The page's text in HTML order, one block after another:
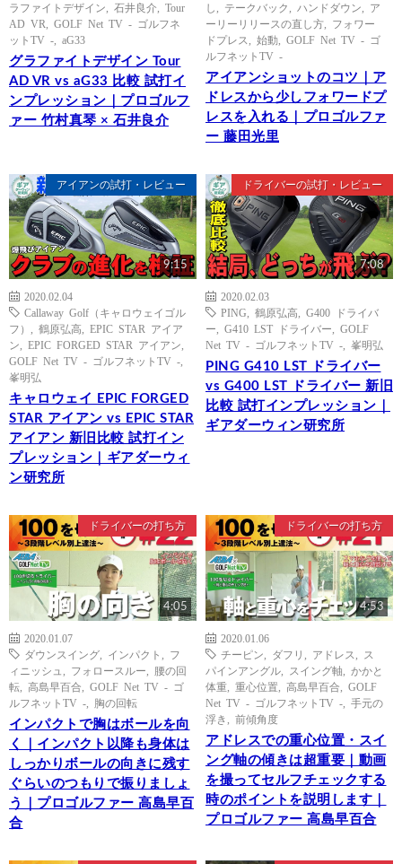
ラファイトデザイン
石井良介
Tour
AD VR
GOLF Net TV - ゴルフネ
ットTV -
aG33
グラファイトデザイン Tour
AD VR vs aG33 比較 試打イ
ンプレッション｜プロゴルフ
ァー 竹村真琴 × 石井良介
し
テークバック ハンドダウン
ア
ーリーリリースの直し方
フォワー
ドプレス
始動
GOLF Net TV - ゴ
ルフネットTV -
アイアンショットのコツ｜ア
ドレスから少しフォワードプ
レスを入れる｜プロゴルファ
ー 藤田光里
アイアンの試打・レビュー
9:15
2020.02.04
Callaway Golf（キャロウェイゴル
フ）
鶴原弘高
EPIC STAR アイア
ン
EPIC FORGED STAR アイアン
GOLF Net TV - ゴルフネットTV -
峯明弘
キャロウェイ EPIC FORGED
STAR アイアン vs EPIC STAR
アイアン 新旧比較 試打イン
プレッション｜ギアダーウィ
ン研究所
ドライバーの試打・レビュー
7:08
2020.02.03
PING
鶴原弘高
G400 ドライバ
ー
G410 LST ドライバー
GOLF
Net TV - ゴルフネットTV -
峯明弘
PING G410 LST ドライバー
vs G400 LST ドライバー 新旧
比較 試打インプレッション｜
ギアダーウィン研究所
ドライバーの打ち方
4:05
2020.01.07
ダウンスイング
インパクト
フ
ィニッシュ
フォロースルー
腰の回
転
高島早百合
GOLF Net TV - ゴ
ルフネットTV -
胸の回転
インパクトで胸はボールを向
く｜インパクト以降も身体は
しっかりボールの向きに残す
ぐらいのつもりで振りましょ
う｜プロゴルファー 高島早百
合
ドライバーの打ち方
4:53
2020.01.06
チーピン
ダフリ アドレス
ス
パインアングル
スイング軸
かかと
体重
重心位置 高島早百合
GOLF
Net TV - ゴルフネットTV -
手元の
浮き
前傾角度
アドレスでの重心位置・スイ
ング軸の傾きは超重要｜動画
を撮ってセルフチェックする
時のポイントを説明します｜
プロゴルファー 高島早百合